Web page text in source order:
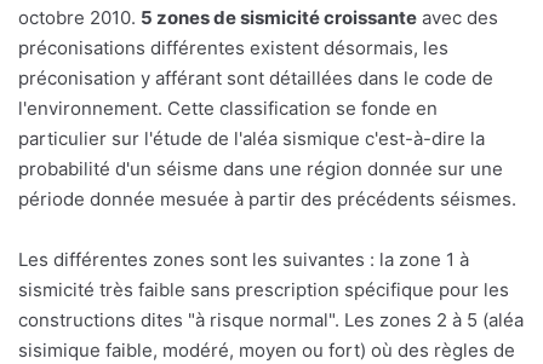
octobre 2010. 5 zones de sismicité croissante avec des
préconisations différentes existent désormais, les
préconisation y afférant sont détaillées dans le code de
l'environnement. Cette classification se fonde en
particulier sur l'étude de l'aléa sismique c'est-à-dire la
probabilité d'un séisme dans une région donnée sur une
période donnée mesuée à partir des précédents séismes.
Les différentes zones sont les suivantes : la zone 1 à
sismicité très faible sans prescription spécifique pour les
constructions dites "à risque normal". Les zones 2 à 5 (aléa
sisimique faible, modéré, moyen ou fort) où des règles de